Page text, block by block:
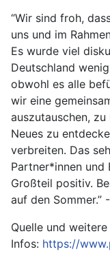
“Wir sind froh,
uns und im
Es wurde viel
Deutschland
obwohl es alle
wir eine
auszutauschen,
Neues zu
verbreiten. Das
Partner*innen und
Großteil positiv.
auf den Sommer.”
Quelle und weitere
Infos: https://